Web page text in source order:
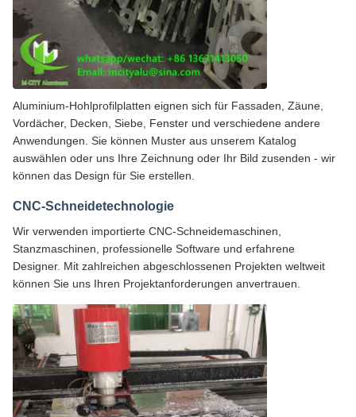
Aluminium-Hohlprofilplatten eignen sich für Fassaden, Zäune,
Vordächer, Decken, Siebe, Fenster und verschiedene andere
Anwendungen. Sie können Muster aus unserem Katalog
auswählen oder uns Ihre Zeichnung oder Ihr Bild zusenden - wir
können das Design für Sie erstellen.
CNC-Schneidetechnologie
Wir verwenden importierte CNC-Schneidemaschinen,
Stanzmaschinen, professionelle Software und erfahrene
Designer. Mit zahlreichen abgeschlossenen Projekten weltweit
können Sie uns Ihren Projektanforderungen anvertrauen.